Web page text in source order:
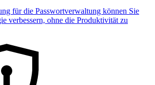
für die Passwortverwaltung können Sie
verbessern, ohne die Produktivität zu